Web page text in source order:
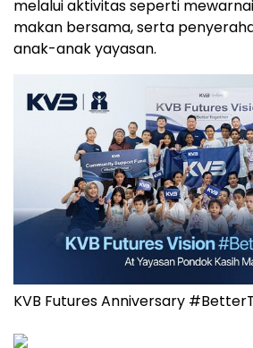
melalui aktivitas seperti
makan bersama, serta
anak-anak yayasan.
KVB Futures Anniversary